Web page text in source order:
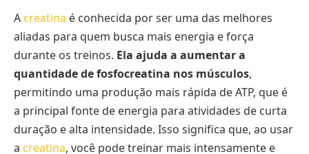
A creatina é conhecida por ser uma das melhores
aliadas para quem busca mais energia e força
durante os treinos. Ela ajuda a aumentar a
quantidade de fosfocreatina nos músculos,
permitindo uma produção mais rápida de ATP, que é
a principal fonte de energia para atividades de curta
duração e alta intensidade. Isso significa que, ao usar
a creatina, você pode treinar mais intensamente e